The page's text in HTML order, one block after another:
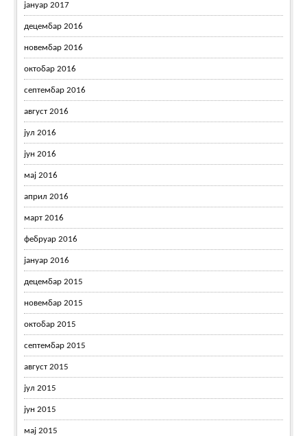
јануар 2017
децембар 2016
новембар 2016
октобар 2016
септембар 2016
август 2016
јул 2016
јун 2016
мај 2016
април 2016
март 2016
фебруар 2016
јануар 2016
децембар 2015
новембар 2015
октобар 2015
септембар 2015
август 2015
јул 2015
јун 2015
мај 2015